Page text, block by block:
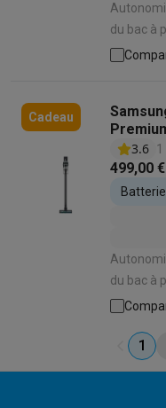
du bac à
miettes
Cadeau
3.6 1
499,00 €
du bac à
miettes
1